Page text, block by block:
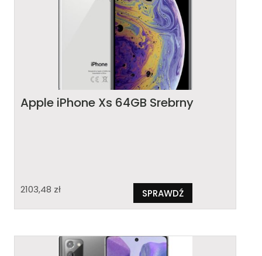
Apple iPhone Xs 64GB Srebrny
2103,48 zł SPRAWDŹ